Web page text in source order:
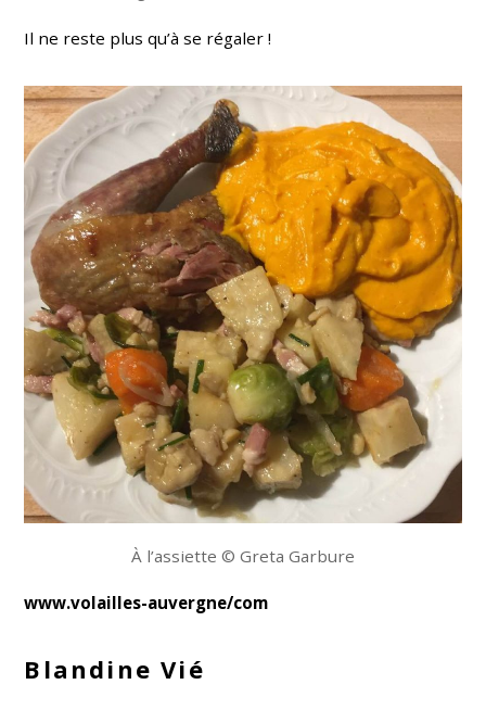
Il ne reste plus qu’à se régaler !
À l’assiette © Greta Garbure
www.volailles-auvergne/com
Blandine Vié